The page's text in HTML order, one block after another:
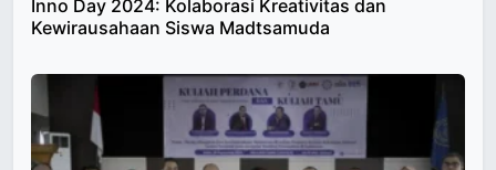
Inno Day 2024: Kolaborasi Kreativitas dan
Kewirausahaan Siswa Madtsamuda